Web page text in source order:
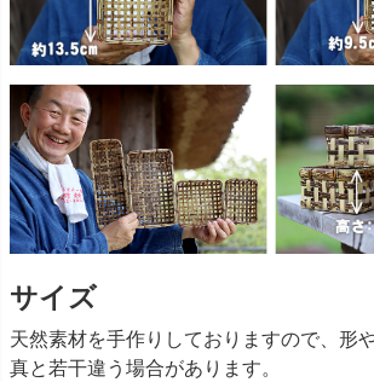
サイズ
天然素材を手作りしておりますので、形
真と若干違う場合があります。